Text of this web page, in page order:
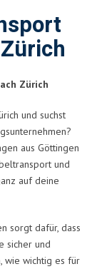
Zürich
und suchst
aus Göttingen
und
auf deine
sorgt dafür, dass
sicher und
wie wichtig es für